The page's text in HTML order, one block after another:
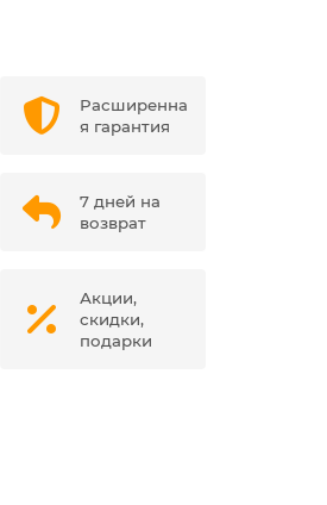
Расширенна
я гарантия
7 дней на
возврат
Акции,
скидки,
подарки